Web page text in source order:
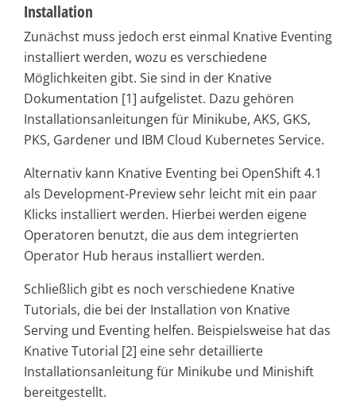
Installation
Zunächst muss jedoch erst einmal Knative Eventing
installiert werden, wozu es verschiedene
Möglichkeiten gibt. Sie sind in der Knative
Dokumentation [1] aufgelistet. Dazu gehören
Installationsanleitungen für Minikube, AKS, GKS,
PKS, Gardener und IBM Cloud Kubernetes Service.
Alternativ kann Knative Eventing bei OpenShift 4.1
als Development-Preview sehr leicht mit ein paar
Klicks installiert werden. Hierbei werden eigene
Operatoren benutzt, die aus dem integrierten
Operator Hub heraus installiert werden.
Schließlich gibt es noch verschiedene Knative
Tutorials, die bei der Installation von Knative
Serving und Eventing helfen. Beispielsweise hat das
Knative Tutorial [2] eine sehr detaillierte
Installationsanleitung für Minikube und Minishift
bereitgestellt.